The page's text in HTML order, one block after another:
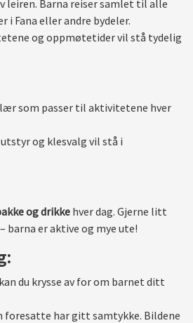
leiren. Barna reiser samlet til alle
i Fana eller andre bydeler.
og oppmøtetider vil stå tydelig
som passer til aktivitetene hver
og klesvalg vil stå i
og drikke hver dag. Gjerne litt
er aktive og mye ute!
du krysse av for om barnet ditt
foresatte har gitt samtykke. Bildene